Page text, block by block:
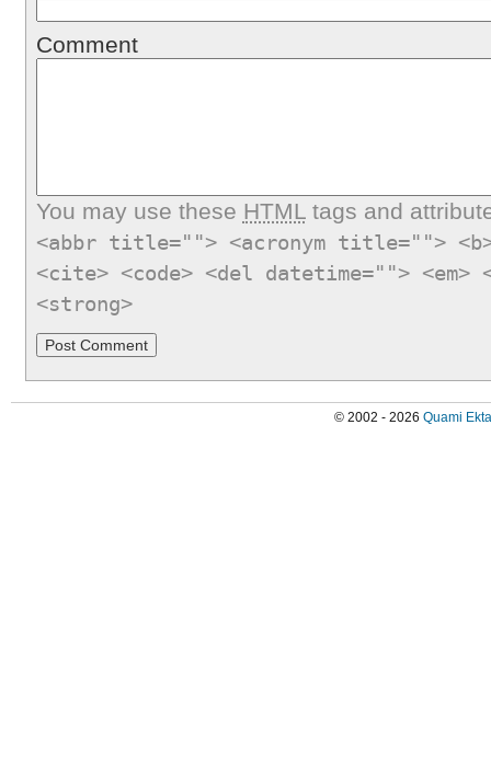
Comment
You may use these HTMLtags and
<abbr title=""> <acronym title="">
<cite> <code> <del datetime="">
<strong>
© 2002 - 2026 Quami